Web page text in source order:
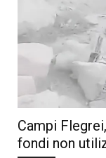
Campi
fondi non